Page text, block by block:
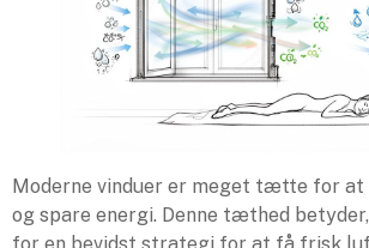
Moderne vinduer er meget tætte for at
og spare energi. Denne tæthed